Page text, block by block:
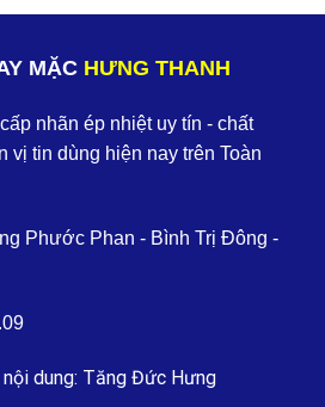
MẶC HƯNG THANH
nhãn ép nhiệt uy tín - chất
vị tin dùng hiện nay trên Toàn
Phước Phan - Bình Trị Đông -
dung: Tăng Đức Hưng